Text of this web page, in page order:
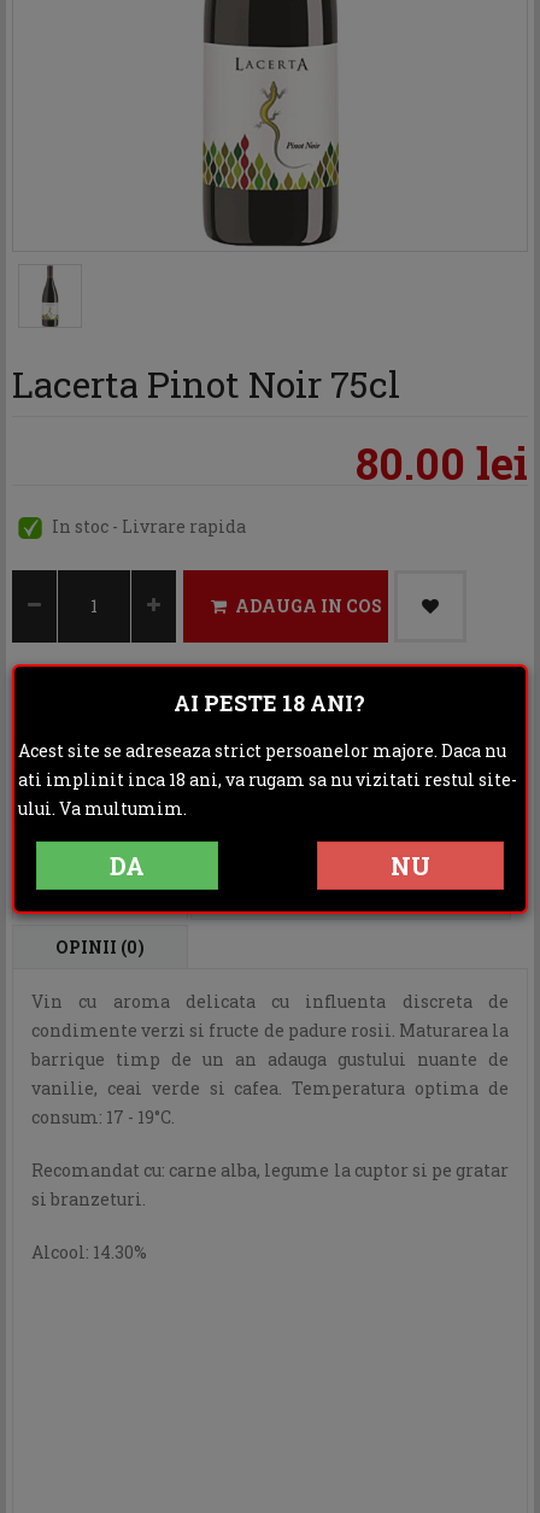
Lacerta Pinot Noir 75cl
80.00 lei
In stoc - Livrare rapida
ADAUGA IN COS
Distribuie:
DESCRIERE INFORMATII ADITIONALE
OPINII (0)
Vin cu aroma delicata cu influenta discreta de
condimente verzi si fructe de padure rosii. Maturarea la
barrique timp de un an adauga gustului nuante de
vanilie, ceai verde si cafea. Temperatura optima de
consum: 17 - 19°C.
Recomandat cu: carne alba, legume la cuptor si pe gratar
si branzeturi.
Alcool: 14.30%
AI PESTE 18 ANI?
Acest site se adreseaza strict persoanelor majore. Daca nu
ati implinit inca 18 ani, va rugam sa nu vizitati restul site-
ului. Va multumim.
DA NU